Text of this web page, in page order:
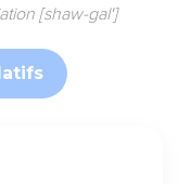
[shaw-gal']